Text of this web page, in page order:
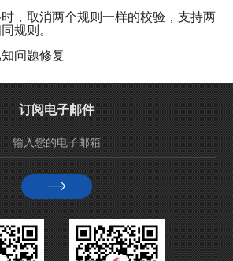
，取消两个规则一样的校验，支持两
规则。
问题修复
订阅电子邮件